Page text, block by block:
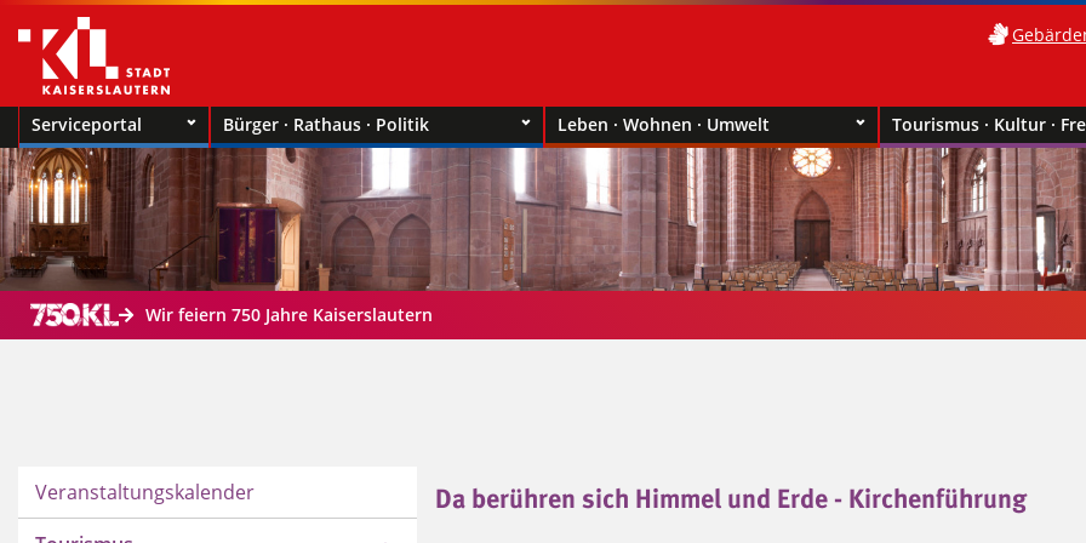
Serviceportal Bürger · Rathaus · Politik Leben · Wohnen · Umwelt Tourismus · Kultur ·
Wir feiern 750 Jahre Kaiserslautern
Veranstaltungskalender
Da berühren sich Himmel und Erde - Kirchenführung